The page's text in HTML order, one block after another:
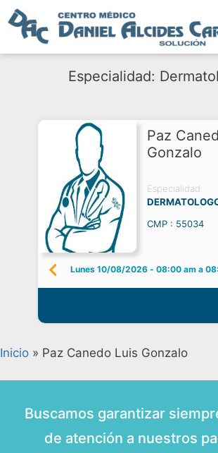
Especialidad:
Paz
Gonzalo
Especialidad:
CMP : 55034
Lunes 10/08/2026- 08:00 am a
Inicio » Paz Canedo Luis Gonzalo
Buscamos garantizar
de atención a nuestros